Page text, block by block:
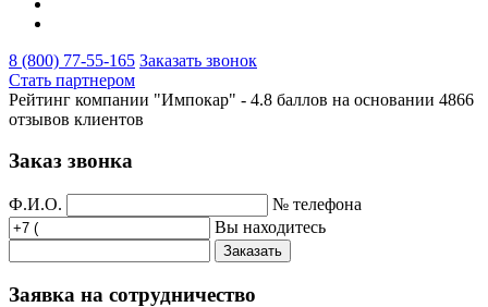
8 (800) 77-55-165 Заказать звонок
Стать партнером
Рейтинг компании "Импокар" - 4.8 баллов на основании 4866
отзывов клиентов
Заказ звонка
Ф.И.О.
№ телефона
Вы находитесь
Заказать
Заявка на сотрудничество